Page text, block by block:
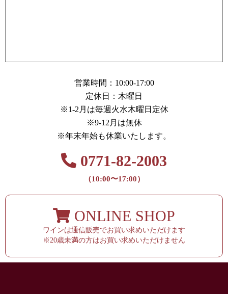
営業時間：10:00-17:00
定休日：木曜日
※1-2月は毎週火水木曜日定休
※9-12月は無休
※年末年始も休業いたします。
0771-82-2003
（10:00〜17:00）
ONLINE SHOP
ワインは通信販売でお買い求めいただけます
※20歳未満の方はお買い求めいただけません